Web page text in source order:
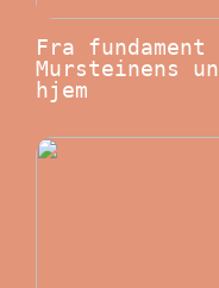
Fra
Mursteinens
hjem